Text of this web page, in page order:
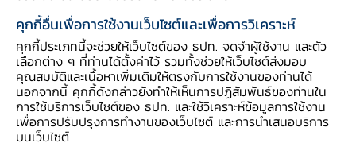
อีเมลติดต่อ ธปท.
อีเมลงานรับ-ส่งเอกสารกับ ธปท.
ช่องทางอิเล็กทรอนิกส์สำหรับติดต่อ ธปท.
ช่องทางร้องเรียนของสำนักงาน ป.ป.ช. และสำนักงาน
ป.ป.ท.
คุกกี้อื่นเพื่อการใช้งานเว็บไซต์และเพื่อการวิเคราะห์
คุกกี้ประเภทนี้จะช่วยให้เว็บไซต์ของ ธปท. จดจำผู้ใช้งาน และตัว
เลือกต่าง ๆ ที่ท่านได้ตั้งค่าไว้ รวมทั้งช่วยให้เว็บไซต์ส่งมอบ
คุณสมบัติและเนื้อหาเพิ่มเติมให้ตรงกับการใช้งานของท่านได้
นอกจากนี้ คุกกี้ดังกล่าวยังทำให้เห็นการปฏิสัมพันธ์ของท่านใน
การใช้บริการเว็บไซต์ของ ธปท. และใช้วิเคราะห์ข้อมูลการใช้งาน
เพื่อการปรับปรุงการทำงานของเว็บไซต์ และการนำเสนอบริการ
บนเว็บไซต์